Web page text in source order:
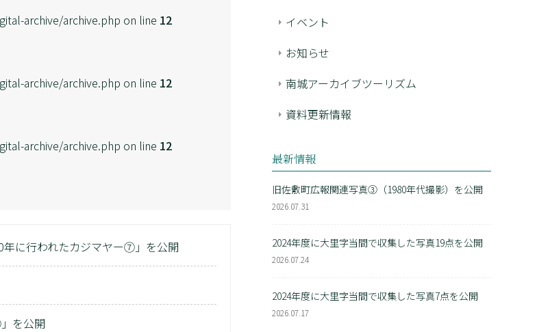
archive/archive.php on line 12
archive/archive.php on line 12
archive/archive.php on line 12
に行われたカジマヤー⑦」を公開
を公開
イベント
お知らせ
南城アーカイブツーリズム
資料更新情報
最新情報
旧佐敷町広報関連写真③（1980年代撮影）を公開
2026.07.31
2024年度に大里字当間で収集した写真19点を公開
2026.07.24
2024年度に大里字当間で収集した写真7点を公開
2026.07.17